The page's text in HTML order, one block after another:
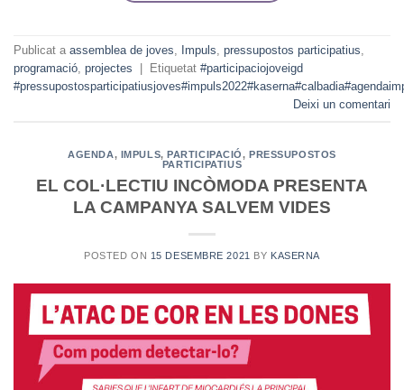
Publicat a assemblea de joves, Impuls, pressupostos participatius,
programació, projectes Etiquetat #participaciojoveigd
Deixi un comentari
AGENDA, IMPULS,PARTICIPACIÓ,PRESSUPOSTOS
PARTICIPATIUS
EL COL·LECTIU INCÒMODA PRESENTA
LA CAMPANYA SALVEM VIDES
POSTED ON 15 DESEMBRE 2021 BY KASERNA